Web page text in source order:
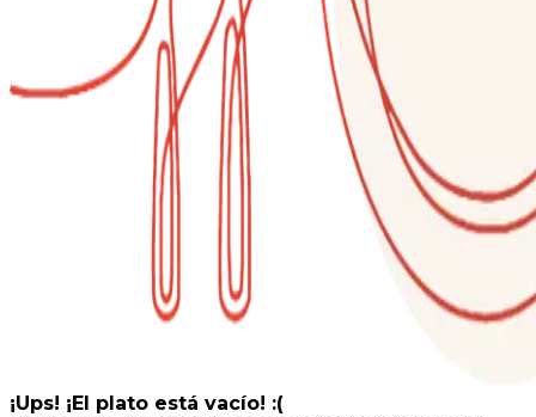
¡Ups! ¡El plato está vacío! :(